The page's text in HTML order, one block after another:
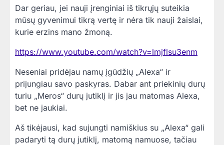
Dar geriau, jei nauji įrenginiai iš tikrųjų suteikia
mūsų gyvenimui tikrą vertę ir nėra tik nauji žaislai,
kurie erzins mano žmoną.
https://www.youtube.com/watch?v=lmjflsu3enm
Neseniai pridėjau namų įgūdžių „Alexa“ ir
prijungiau savo paskyras. Dabar ant priekinių durų
turiu „Meros“ durų jutiklį ir jis jau matomas Alexa,
bet ne jaukiai.
Aš tikėjausi, kad sujungti namiškius su „Alexa“ gali
padaryti tą durų jutiklį, matomą namuose, tačiau